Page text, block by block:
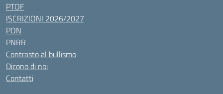
PTOF
ISCRIZIONI 2026/2027
PON
PNRR
Contrasto al bullismo
Dicono di noi
Contatti